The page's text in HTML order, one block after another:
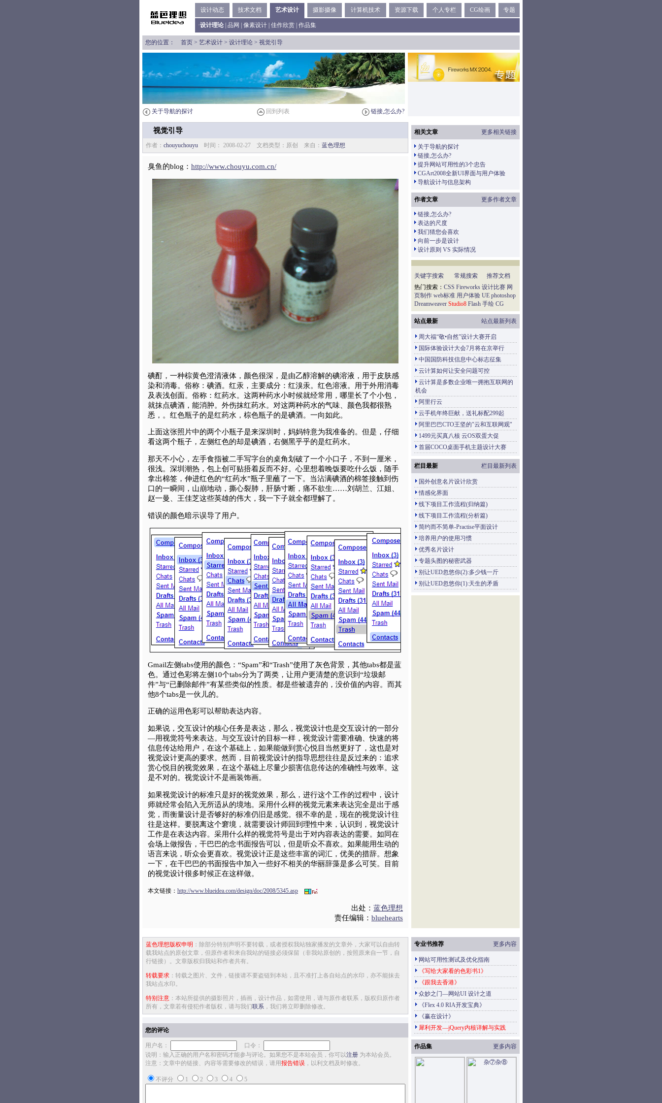
设计动态 技术文档 艺术设计 摄影摄像 计算机技术 资源下载 个人专栏 CG绘画 专题
·设计理论 品网 像素设计 佳作欣赏 作品集
您的位置： 首页 > 艺术设计 > 设计理论 > 视觉引导
关于导航的探讨 回到列表 链接,怎么办?
视觉引导
作者： chouyuchouyu 时间： 2008-02-27 文档类型：原创 来自： 蓝色理想
臭鱼的blog： http://www.chouyu.com.cn/
碘酊，一种棕黄色澄清液体，颜色很深，是由乙醇溶解的碘溶液，用于皮肤感
染和消毒。俗称：碘酒。红汞，主要成分：红溴汞。红色溶液。用于外用消毒
及表浅创面。俗称：红药水。这两种药水小时候就经常用，哪里长了个小包，
就抹点碘酒，能消肿。外伤抹红药水。对这两种药水的气味、颜色我都很熟
悉，。红色瓶子的是红药水，棕色瓶子的是碘酒。一向如此。
上面这张照片中的两个小瓶子是来深圳时，妈妈特意为我准备的。但是，仔细
看这两个瓶子，左侧红色的却是碘酒，右侧黑乎乎的是红药水。
那天不小心，左手食指被二手写字台的桌角划破了一个小口子，不到一厘米，
很浅。深圳潮热，包上创可贴捂着反而不好。心里想着晚饭要吃什么饭，随手
拿出棉签，伸进红色的“红药水”瓶子里蘸了一下。当沾满碘酒的棉签接触到伤
口的一瞬间，山崩地动，撕心裂肺，肝肠寸断，痛不欲生……刘胡兰、江姐、
赵一曼、王佳芝这些英雄的伟大，我一下子就全都理解了。
错误的颜色暗示误导了用户。
Gmail左侧tabs使用的颜色：“Spam”和“Trash”使用了灰色背景，其他tabs都是蓝
色。通过色彩将左侧10个tabs分为了两类，让用户更清楚的意识到“垃圾邮
件”与“已删除邮件”有某些类似的性质。都是些被遗弃的，没价值的内容。而其
他8个tabs是一伙儿的。
正确的运用色彩可以帮助表达内容。
如果说，交互设计的核心任务是表达，那么，视觉设计也是交互设计的一部分
—用视觉符号来表达。与交互设计的目标一样，视觉设计需要准确、快速的将
信息传达给用户，在这个基础上，如果能做到赏心悦目当然更好了，这也是对
视觉设计更高的要求。然而，目前视觉设计的指导思想往往是反过来的：追求
赏心悦目的视觉效果，在这个基础上尽量少损害信息传达的准确性与效率。这
是不对的。视觉设计不是画装饰画。
如果视觉设计的标准只是好的视觉效果，那么，进行这个工作的过程中，设计
师就经常会陷入无所适从的境地。采用什么样的视觉元素来表达完全是出于感
觉，而衡量设计是否够好的标准仍旧是感觉。很不幸的是，现在的视觉设计往
往是这样。要脱离这个窘境，就需要设计师回到理性中来，认识到，视觉设计
工作是在表达内容。采用什么样的视觉符号是出于对内容表达的需要。如同在
会场上做报告，干巴巴的念书面报告可以，但是听众不喜欢。如果能用生动的
语言来说，听众会更喜欢。视觉设计正是这些丰富的词汇，优美的措辞。想象
一下，在干巴巴的书面报告中加入一些好不相关的华丽辞藻是多么可笑。目前
的视觉设计很多时候正在这样做。
本文链接： http://www.blueidea.com/design/doc/2008/5345.asp
出处： 蓝色理想
责任编辑： bluehearts
相关文章 更多相关链接
关于导航的探讨
链接,怎么办?
提升网站可用性的3个忠告
CGArt2008全新UI界面与用户体验
导航设计与信息架构
作者文章 更多作者文章
链接,怎么办?
表达的尺度
我们猜您会喜欢
向前一步是设计
设计原则 VS 实际情况
关键字搜索 常规搜索
推荐文档
热门搜索： CSS Fireworks 设计比赛 网
页制作 web标准 用户体验 UE photoshop
Dreamweaver Studio8 Flash 手绘 CG
站点最新 站点最新列表
周大福“敬•自然”设计大赛开启
国际体验设计大会7月将在京举行
中国国防科技信息中心标志征集
云计算如何让安全问题可控
云计算是多数企业唯一拥抱互联网的
机会
阿里行云
云手机年终巨献，送礼标配299起
阿里巴巴CTO王坚的"云和互联网观"
1499元买真八核 云OS双蛋大促
首届COCO桌面手机主题设计大赛
栏目最新 栏目最新列表
国外创意名片设计欣赏
情感化界面
线下项目工作流程(归纳篇)
线下项目工作流程(分析篇)
简约而不简单-Practise平面设计
培养用户的使用习惯
优秀名片设计
专题头图的秘密武器
别让UED忽悠你(2):多少钱一斤
别让UED忽悠你(1):天生的矛盾
蓝色理想版权申明 ：除部分特别声明不要转载，或者授权我站独家播发的文章外，大家可以自由转
载我站点的原创文章，但原作者和来自我站的链接必须保留（非我站原创的，按照原来自一节，自
行链接）。文章版权归我站和作者共有。
转载要求 ：转载之图片、文件，链接请不要盗链到本站，且不准打上各自站点的水印，亦不能抹去
我站点水印。
特别注意 ：本站所提供的摄影照片，插画，设计作品，如需使用，请与原作者联系，版权归原作者
所有，文章若有侵犯作者版权，请与我们联系 ，我们将立即删除修改。
您的评论
用户名：
口令：
说明：输入正确的用户名和密码才能参与评论。如果您不是本站会员，你可以注册 为本站会员。
注意：文章中的链接、内容等需要修改的错误，请用报告错误 ，以利文档及时修改。
不评分 1 2 3 4 5
专业书推荐 更多内容
网站可用性测试及优化指南
《写给大家看的色彩书1》
《跟我去香港》
众妙之门—网站UI 设计之道
《Flex 4.0 RIA开发宝典》
《赢在设计》
犀利开发—jQuery内核详解与实践
作品集 更多内容